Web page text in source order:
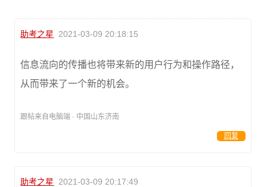
助考之星 2021-03-09 20:18:15
信息流向的传播也将带来新的用户行为和操作路径，
从而带来了一个新的机会。
跟帖来自电脑端 · 中国山东济南
回复
助考之星 2021-03-09 20:17:49